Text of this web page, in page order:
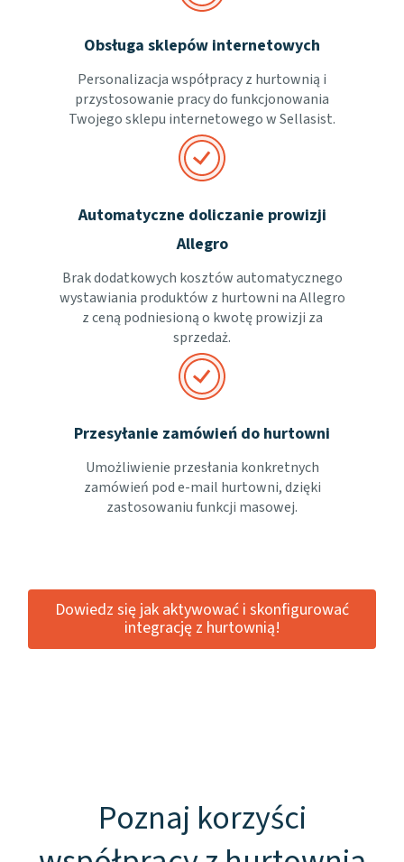
Obsługa sklepów internetowych
Personalizacja współpracy z hurtownią i
przystosowanie pracy do funkcjonowania
Twojego sklepu internetowego w Sellasist.
Automatyczne doliczanie prowizji
Allegro
Brak dodatkowych kosztów automatycznego
wystawiania produktów z hurtowni na Allegro
z ceną podniesioną o kwotę prowizji za
sprzedaż.
Przesyłanie zamówień do hurtowni
Umożliwienie przesłania konkretnych
zamówień pod e-mail hurtowni, dzięki
zastosowaniu funkcji masowej.
Dowiedz się jak aktywować i skonfigurować
integrację z hurtownią!
Poznaj korzyści